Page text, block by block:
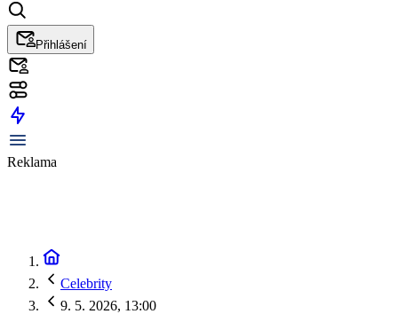
Přihlášení
Reklama
Celebrity
9. 5. 2026, 13:00